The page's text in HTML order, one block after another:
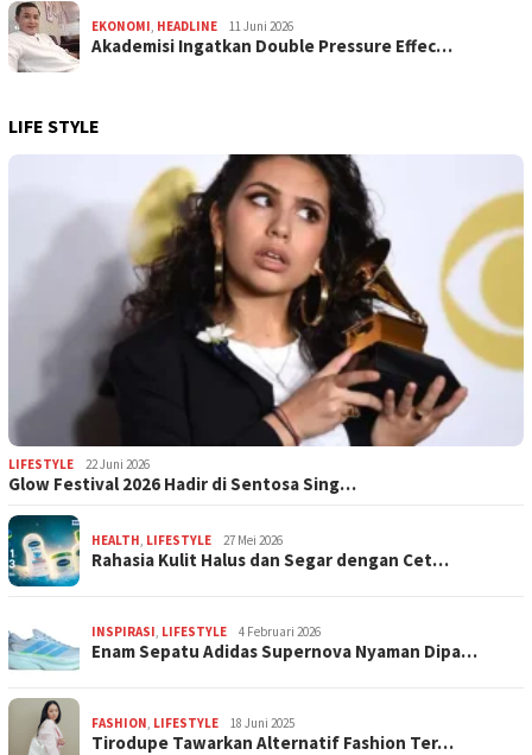
EKONOMI, HEADLINE 11 Juni 2026
Akademisi Ingatkan Double Pressure Effec…
LIFE STYLE
LIFESTYLE 22 Juni 2026
Glow Festival 2026 Hadir di Sentosa Sing…
HEALTH, LIFESTYLE 27 Mei 2026
Rahasia Kulit Halus dan Segar dengan Cet…
INSPIRASI, LIFESTYLE 4 Februari 2026
Enam Sepatu Adidas Supernova Nyaman Dipa…
FASHION, LIFESTYLE 18 Juni 2025
Tirodupe Tawarkan Alternatif Fashion Ter…